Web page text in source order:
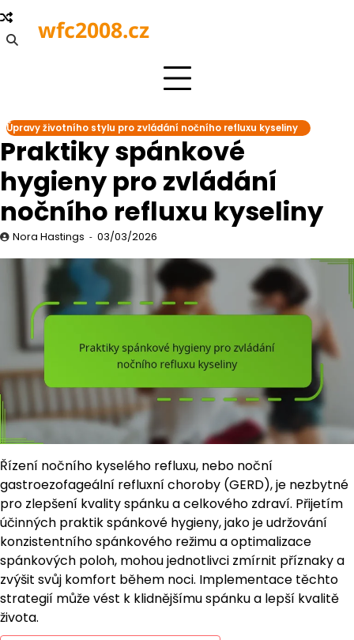
Skip
to
content
wfc2008.cz
Úpravy životního stylu pro zvládání nočního refluxu kyseliny
Praktiky spánkové
hygieny pro zvládání
nočního refluxu kyseliny
Nora Hastings 03/03/2026
Řízení nočního kyselého refluxu, nebo noční
gastroezofageální refluxní choroby (GERD), je nezbytné
pro zlepšení kvality spánku a celkového zdraví. Přijetím
účinných praktik spánkové hygieny, jako je udržování
konzistentního spánkového režimu a optimalizace
spánkových poloh, mohou jednotlivci zmírnit příznaky a
zvýšit svůj komfort během noci. Implementace těchto
strategií může vést k klidnějšímu spánku a lepší kvalitě
života.